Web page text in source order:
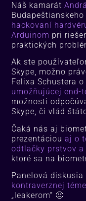
Náš kamarát
hackovaní
Arduinom pri
praktických
Ak ste
Skype, možno
Felixa Schustera
umožňujúcej end-
možnosti
Skype, či vlád
Čaká nás aj
prezentáciouaj o
odtlačky prstvov
ktoré sa na
Panelová
kontraverznej
„leakerom“ 🙂